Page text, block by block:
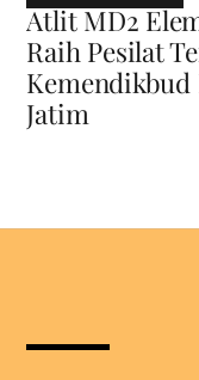
Atlit MD2
Raih Pesilat
Kemendikbud
Jatim